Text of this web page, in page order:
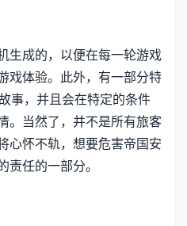
生成的，以便在每一轮游戏
戏体验。此外，有一部分特
事，并且会在特定的条件
。当然了，并不是所有旅客
心怀不轨，想要危害帝国安
任的一部分。